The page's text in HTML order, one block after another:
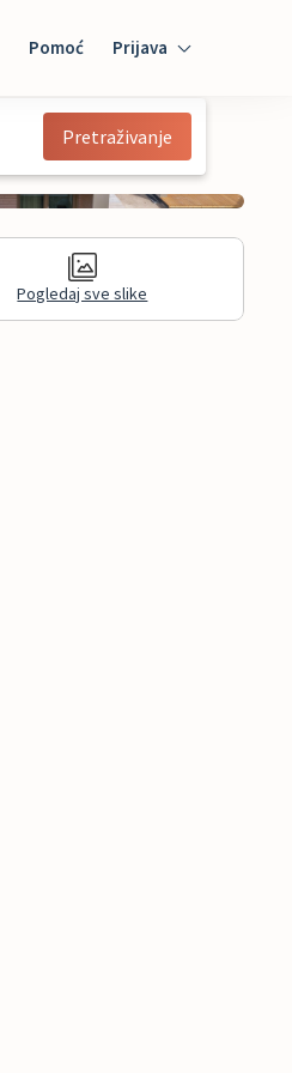
Pomoć Prijava
Mybooking
Pretraživanje
Pogledaj sve slike